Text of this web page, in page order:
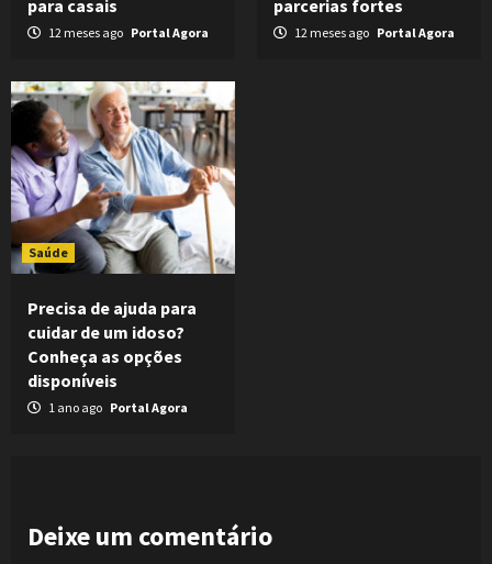
para casais
12 meses ago Portal Agora
parcerias fortes
12 meses ago Portal Agora
Saúde
Precisa de ajuda para
cuidar de um idoso?
Conheça as opções
disponíveis
1 ano ago Portal Agora
Deixe um comentário